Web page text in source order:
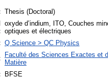
Thesis (Doctoral)
oxyde d’indium, ITO, Couches
optiques et électriques
Q Science > QC Physics
Faculté des Sciences Exactes et
Matière
BFSE